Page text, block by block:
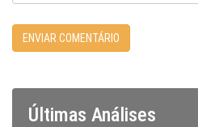
Últimas Análises